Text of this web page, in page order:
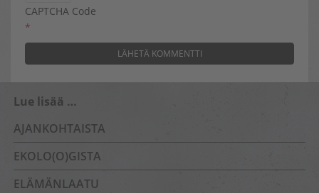
CAPTCHA Code
*
Lue lisää …
AJANKOHTAISTA
EKOLO(O)GISTA
ELÄMÄNLAATU